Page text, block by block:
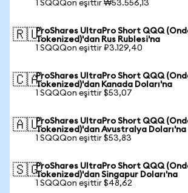
1 SQQQon eşittir ₩53.556,13
🇷🇺ProShares UltraPro Short QQQ
Tokenized)'dan Rus Rublesi'na
1 SQQQon eşittir ₽3.129,40
🇨🇦ProShares UltraPro Short QQQ
Tokenized)'dan Kanada Doları'na
1 SQQQon eşittir $53,07
🇦🇺ProShares UltraPro Short QQQ
Tokenized)'dan Avustralya Doları'na
1 SQQQon eşittir $53,83
🇸🇬ProShares UltraPro Short QQQ
Tokenized)'dan Singapur Doları'na
1 SQQQon eşittir $48,62